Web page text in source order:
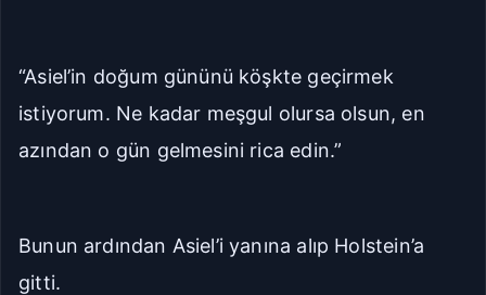
“Asiel’in doğum gününü köşkte geçirmek
istiyorum. Ne kadar meşgul olursa olsun, en
azından o gün gelmesini rica edin.”
Bunun ardından Asiel’i yanına alıp Holstein’a
gitti.